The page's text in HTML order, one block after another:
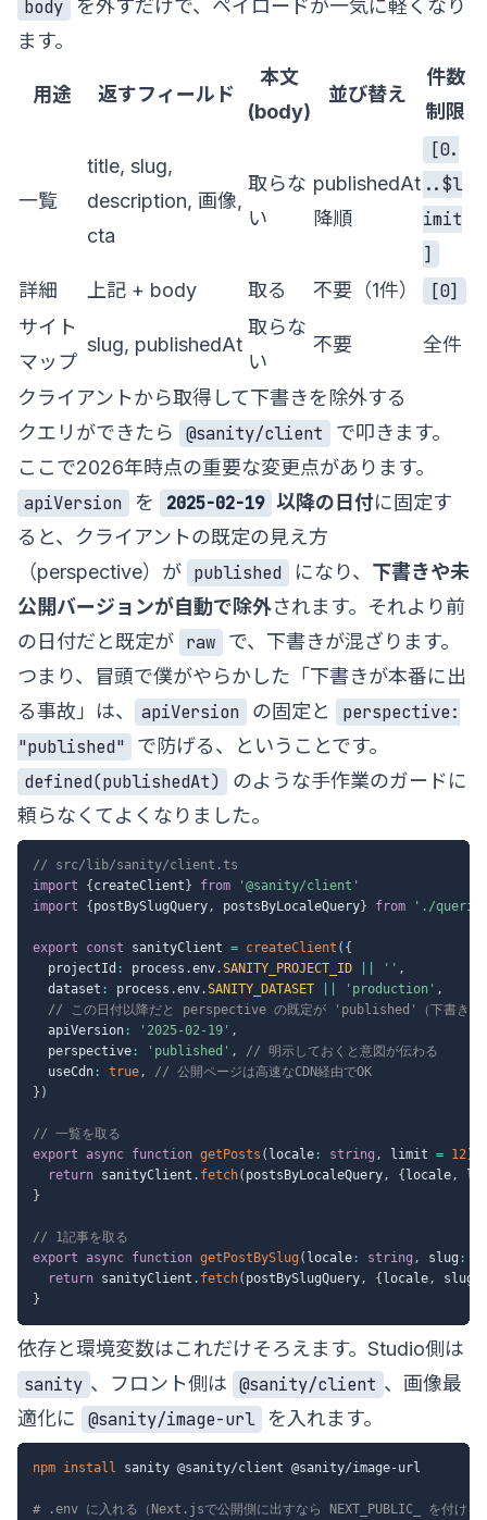
body
を外すだけで、ペイロードが一気に軽くなり
ます。
用途 返すフィールド
本文
(body)
並び替え
件数
制限
一覧
title, slug,
description, 画像,
cta
取らな
い
publishedAt
降順
[0.
..$l
imit
]
詳細
上記 + body 取る 不要（1件）
[0]
サイト
マップ
slug, publishedAt
取らな
い
不要 全件
クライアントから取得して下書きを除外する
クエリができたら
@sanity/client
で叩きます。
ここで2026年時点の重要な変更点があります。
apiVersion
を 2025-02-19 以降の日付に固定す
ると、クライアントの既定の見え方
（perspective）が published になり、 下書きや未
公開バージョンが自動で除外されます。それより前
の日付だと既定が raw
で、下書きが混ざります。
つまり、冒頭で僕がやらかした「下書きが本番に出
る事故」は、
apiVersion の固定と
perspective:
"published"
で防げる、ということです。
defined(publishedAt)
のような手作業のガードに
頼らなくてよくなりました。
// src/lib/sanity/client.ts
import
{ createClient } from
'@sanity/client'
import
{ postBySlugQuery, postsByLocaleQuery} from './
export const sanityClient = createClient ( {
  projectId
: process .env.SANITY_PROJECT_ID '' ,
  dataset
: process .env.SANITY_DATASET 'production' ,
// この日付以降だと perspective の既定が 'published'（下書き除
  apiVersion
: '2025-02-19' ,
  perspective
: 'published' ,
// 明示しておくと意図が伝わる
  useCdn
: true,
// 公開ページは高速なCDN経由でOK
} )
// 一覧を取る
export
async function getPosts ( locale : string , limit = 12)
return sanityClient . fetch( postsByLocaleQuery, { locale,
}
// 1記事を取る
export
async function getPostBySlug ( locale : string , slug :
return sanityClient . fetch( postBySlugQuery, { locale, slug
}
依存と環境変数はこれだけそろえます。Studio側は
sanity 、フロント側は @sanity/client 、画像最
適化に
@sanity/image-url を入れます。
npm install sanity @sanity/client @sanity/image-url
# .env に入れる（Next.jsで公開側に出すなら NEXT_PUBLIC_ を付ける